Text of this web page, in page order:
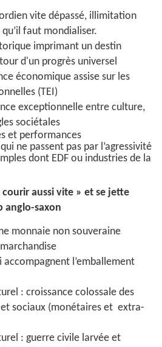
vite dépassé, illimitation
faut mondialiser.
imprimant un destin
d'un progrès universel
économique assise sur les
(TEI)
exceptionnelle entre culture,
sociétales
et performances
ne passent pas par l’agressivité
dont EDF ou industries de la
aussi vite » et se jette
anglo-saxon
monnaie non souveraine
accompagnent l’emballement
: croissance colossale des
sociaux (monétaires et extra-
: guerre civile larvée et